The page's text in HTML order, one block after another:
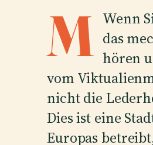
M Wenn
das
hören
vom
nicht die
Dies ist eine
Europas